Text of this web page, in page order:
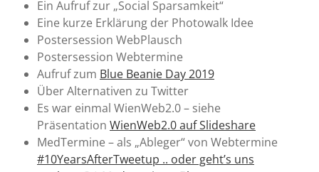
Ein Aufruf zur „Social Sparsamkeit“
Eine kurze Erklärung der Photowalk Idee
Postersession WebPlausch
Postersession Webtermine
Aufruf zum Blue Beanie Day 2019
Über Alternativen zu Twitter
Es war einmal WienWeb2.0 – siehe
Präsentation WienWeb2.0 auf Slideshare
MedTermine – als „Ableger“ von Webtermine
#10YearsAfterTweetup .. oder geht’s uns